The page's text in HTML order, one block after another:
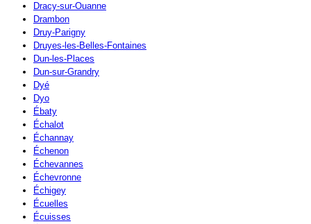
Dracy-sur-Ouanne
Drambon
Druy-Parigny
Druyes-les-Belles-Fontaines
Dun-les-Places
Dun-sur-Grandry
Dyé
Dyo
Ébaty
Échalot
Échannay
Échenon
Échevannes
Échevronne
Échigey
Écuelles
Écuisses